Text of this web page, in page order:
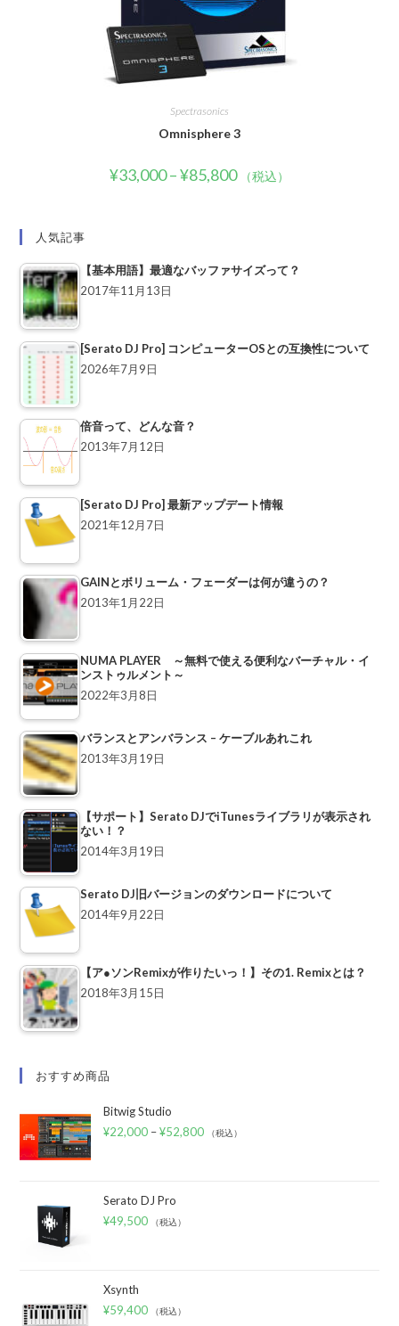
Spectrasonics
Omnisphere 3
¥33,000–¥85,800 （税込）
人気記事
【基本用語】最適なバッファサイズって？
2017年11月13日
[Serato DJ Pro] コンピューターOSとの互換性について
2026年7月9日
倍音って、どんな音？
2013年7月12日
[Serato DJ Pro] 最新アップデート情報
2021年12月7日
GAINとボリューム・フェーダーは何が違うの？
2013年1月22日
NUMA PLAYER ～無料で使える便利なバーチャル・イ
ンストゥルメント～
2022年3月8日
バランスとアンバランス – ケーブルあれこれ
2013年3月19日
【サポート】Serato DJでiTunesライブラリが表示され
ない！？
2014年3月19日
Serato DJ旧バージョンのダウンロードについて
2014年9月22日
【ア●ソンRemixが作りたいっ！】その1. Remixとは？
2018年3月15日
おすすめ商品
Bitwig Studio
¥22,000 –¥52,800 （税込）
Serato DJ Pro
¥49,500 （税込）
Xsynth
¥59,400 （税込）